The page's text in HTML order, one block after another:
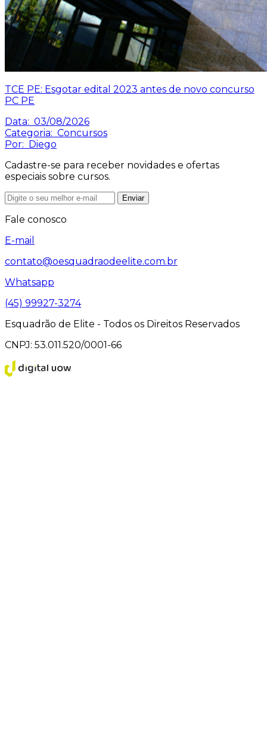
TCE PE: Esgotar edital 2023 antes de novo concurso
PC PE
Data: 03/08/2026
Categoria: Concursos
Por:
Diego
Cadastre-se para receber novidades e ofertas
especiais sobre cursos.
Enviar
Fale conosco
E-mail
contato@oesquadraodeelite.com.br
Whatsapp
(45) 99927-3274
Esquadrão de Elite - Todos os Direitos Reservados
CNPJ: 53.011.520/0001-66